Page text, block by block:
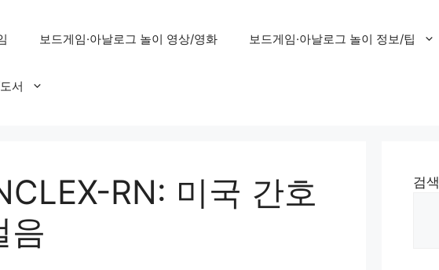
보드게임·아날로그 놀이 영상/영화 보드게임·아날로그 놀이 정보/팁
서
RN: 미국 간호
음
검색